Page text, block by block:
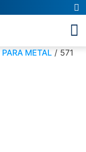
METAL / 571